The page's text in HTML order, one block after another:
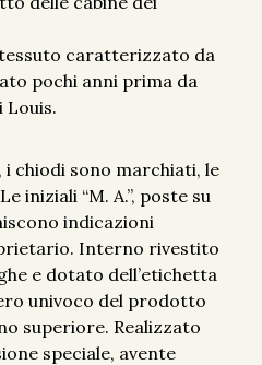
caratterizzato da
pochi anni prima da
Louis.
chiodi sono marchiati, le
iniziali “M. A.”, poste su
indicazioni
Interno rivestito
e dotato dell’etichetta
univoco del prodotto
superiore. Realizzato
speciale, avente